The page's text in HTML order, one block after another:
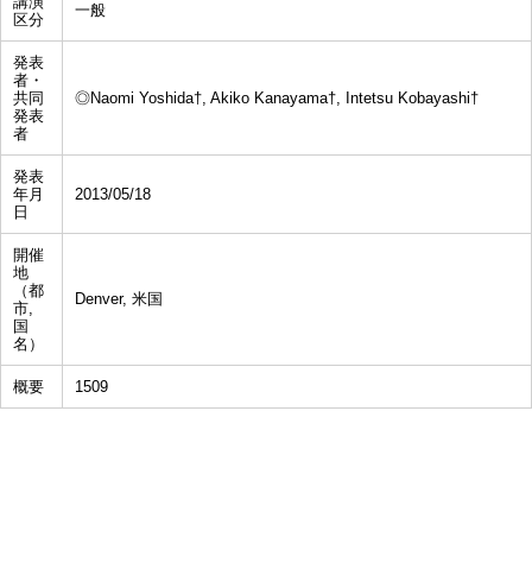
区分
一般
発表
者・
共同
発表
者
◎Naomi Yoshida†, Akiko Kanayama†, Intetsu Kobayashi†
発表
年月
日
2013/05/18
開催
地
（都
市,
国
名）
Denver, 米国
概要 1509